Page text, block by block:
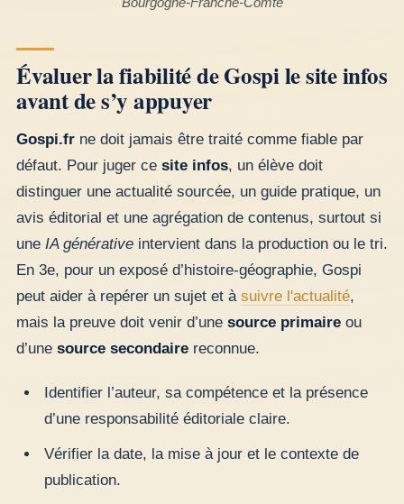
Évaluer la fiabilité de Gospi le site infos
avant de s’y appuyer
Gospi.fr ne doit jamais être traité comme fiable par
défaut. Pour juger ce site infos, un élève doit
distinguer une actualité sourcée, un guide pratique, un
avis éditorial et une agrégation de contenus, surtout si
une IA générative intervient dans la production ou le tri.
En 3e, pour un exposé d’histoire-géographie, Gospi
peut aider à repérer un sujet et à suivre l'actualité,
mais la preuve doit venir d’une source primaire ou
d’une source secondaire reconnue.
Identifier l’auteur, sa compétence et la présence
d’une responsabilité éditoriale claire.
Vérifier la date, la mise à jour et le contexte de
publication.